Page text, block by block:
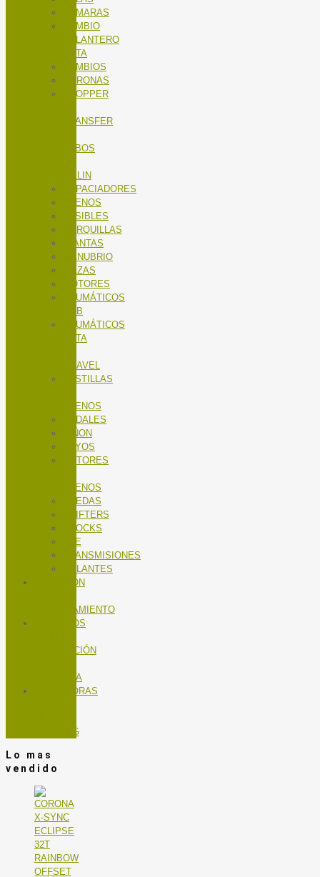
CÁMARAS
CAMBIO
DELANTERO
RUTA
CAMBIOS
CORONAS
DROPPER
TRANSFER
TUBOS
SILLIN
ESPACIADORES
FRENOS
FUSIBLES
HORQUILLAS
LLANTAS
MANUBRIO
MAZAS
MOTORES
NEUMÁTICOS
MTB
NEUMÁTICOS
RUTA
GRAVEL
PASTILLAS
FRENOS
PEDALES
PIÑON
RAYOS
ROTORES
FRENOS
RUEDAS
SHIFTERS
SHOCKS
TEE
TRANSMISIONES
VOLANTES
NUTRICIÓN
ENTRENAMIENTO
SERVICIOS
MANTENCIÓN
BICICLETA
TROTADORAS
SPINNING
Lo mas
vendido